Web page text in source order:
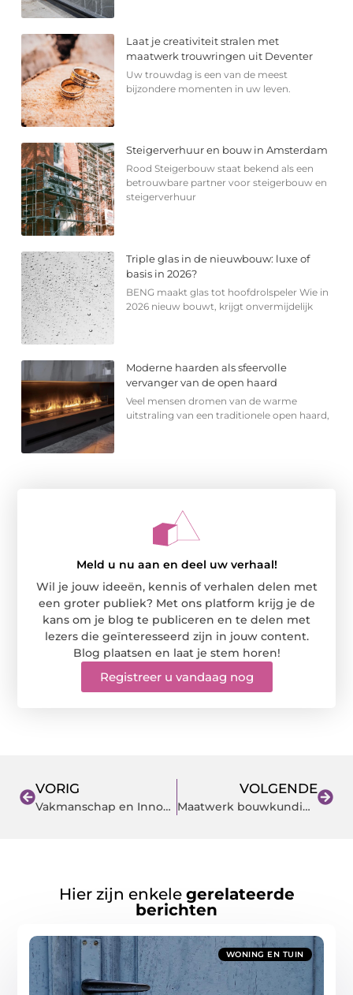
Laat je creativiteit stralen met
maatwerk trouwringen uit Deventer
Uw trouwdag is een van de meest
bijzondere momenten in uw leven.
Steigerverhuur en bouw in Amsterdam
Rood Steigerbouw staat bekend als een
betrouwbare partner voor steigerbouw en
steigerverhuur
Triple glas in de nieuwbouw: luxe of
basis in 2026?
BENG maakt glas tot hoofdrolspeler Wie in
2026 nieuw bouwt, krijgt onvermijdelijk
Moderne haarden als sfeervolle
vervanger van de open haard
Veel mensen dromen van de warme
uitstraling van een traditionele open haard,
Meld u nu aan en deel uw verhaal!
Wil je jouw ideeën, kennis of verhalen delen met
een groter publiek? Met ons platform krijg je de
kans om je blog te publiceren en te delen met
lezers die geïnteresseerd zijn in jouw content.
Blog plaatsen en laat je stem horen!
Registreer u vandaag nog
VORIG
Vakmanschap en Innovatie in Vloerbewerking
VOLGENDE
Maatwerk bouwkundig adviesbureau voor elk bouwproject
Hier zijn enkele gerelateerde
berichten
WONING EN TUIN